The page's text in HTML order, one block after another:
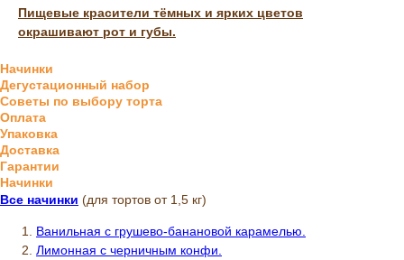
Пищевые красители тёмных и ярких цветов
окрашивают рот и губы.
Начинки
Дегустационный набор
Советы по выбору торта
Оплата
Упаковка
Доставка
Гарантии
Начинки
Все начинки (для тортов от 1,5 кг)
Ванильная с грушево-банановой карамелью.
Лимонная с черничным конфи.